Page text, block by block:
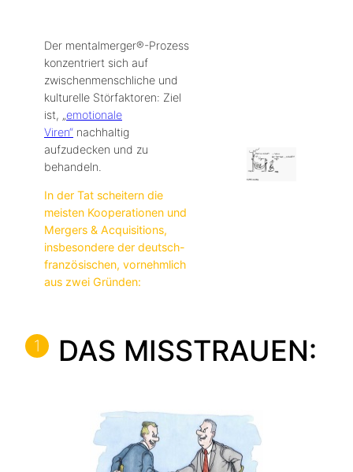
Der mentalmerger®-Prozess
konzentriert sich auf
zwischenmenschliche und
kulturelle Störfaktoren: Ziel
ist, „emotionale
Viren“ nachhaltig
aufzudecken und zu
behandeln.
In der Tat scheitern die
meisten Kooperationen und
Mergers & Acquisitions,
insbesondere der deutsch-
französischen, vornehmlich
aus zwei Gründen:
1 DAS MISSTRAUEN: